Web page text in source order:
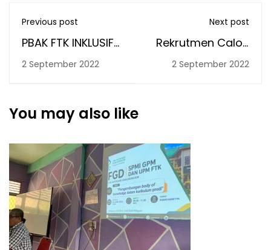
Previous post
PBAK FTK INKLUSIF
2022
2 September 2022
Next post
Rekrutmen Calon
Penerima
2 September 2022
You may also like